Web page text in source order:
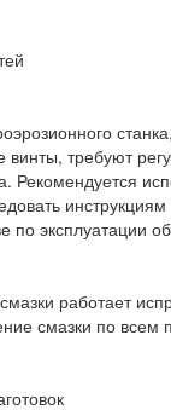
требуют
Рекомендуется
по эксплуатации
работает
смазки по всем